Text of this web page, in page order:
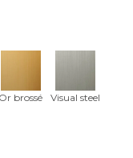
Or brossé Visual steel